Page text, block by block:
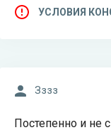
УСЛОВИЯ
Зззз
Постепенно и не